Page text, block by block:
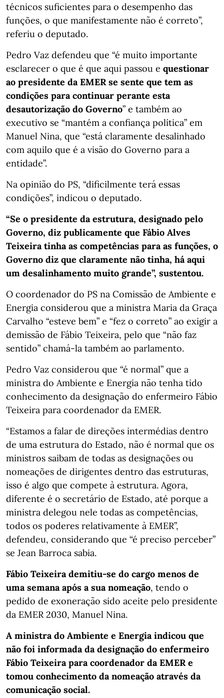
técnicos suficientes para o desempenho das
funções, o que manifestamente não é correto”,
referiu o deputado.
Pedro Vaz defendeu que “é muito importante
esclarecer o que é que aqui passou e questionar
ao presidente da EMER se sente que tem as
condições para continuar perante esta
desautorização do Governo” e também ao
executivo se “mantém a confiança política” em
Manuel Nina, que “está claramente desalinhado
com aquilo que é a visão do Governo para a
entidade”.
Na opinião do PS, “dificilmente terá essas
condições”, indicou o deputado.
“Se o presidente da estrutura, designado pelo
Governo, diz publicamente que Fábio Alves
Teixeira tinha as competências para as funções, o
Governo diz que claramente não tinha, há aqui
um desalinhamento muito grande”, sustentou.
O coordenador do PS na Comissão de Ambiente e
Energia considerou que a ministra Maria da Graça
Carvalho “esteve bem” e “fez o correto” ao exigir a
demissão de Fábio Teixeira, pelo que “não faz
sentido” chamá-la também ao parlamento.
Pedro Vaz considerou que “é normal” que a
ministra do Ambiente e Energia não tenha tido
conhecimento da designação do enfermeiro Fábio
Teixeira para coordenador da EMER.
“Estamos a falar de direções intermédias dentro
de uma estrutura do Estado, não é normal que os
ministros saibam de todas as designações ou
nomeações de dirigentes dentro das estruturas,
isso é algo que compete à estrutura. Agora,
diferente é o secretário de Estado, até porque a
ministra delegou nele todas as competências,
todos os poderes relativamente à EMER”,
defendeu, considerando que “é preciso perceber”
se Jean Barroca sabia.
Fábio Teixeira demitiu-se do cargo menos de
uma semana após a sua nomeação, tendo o
pedido de exoneração sido aceite pelo presidente
da EMER 2030, Manuel Nina.
A ministra do Ambiente e Energia indicou que
não foi informada da designação do enfermeiro
Fábio Teixeira para coordenador da EMER e
tomou conhecimento da nomeação através da
comunicação social.